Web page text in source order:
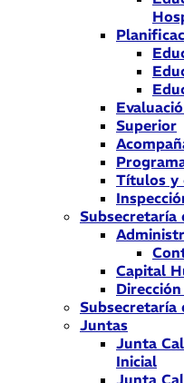
Superior
Títulos y
Subsecretaría
Capital
Juntas
Junta
Inicial
Junta